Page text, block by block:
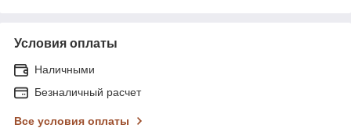
Условия оплаты
Наличными
Безналичный расчет
Все условия оплаты